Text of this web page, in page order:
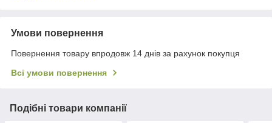
Умови повернення
Повернення товару впродовж 14 днів за рахунок покупця
Всі умови повернення
Подібні товари компанії